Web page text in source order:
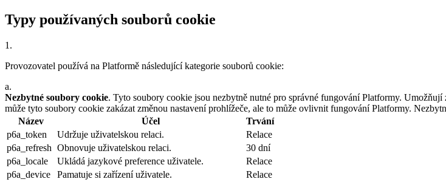
Typy používaných souborů cookie
1 .
Provozovatel používá na Platformě následující kategorie souborů cookie:
a.
Nezbytné soubory cookie. Tyto soubory cookie jsou nezbytně nutné pro správné fungování Platformy.
může tyto soubory cookie zakázat změnou nastavení prohlížeče, ale to může ovlivnit fungování Platformy.
Název
Účel
Trvání
p6a_token
Udržuje uživatelskou relaci.
Relace
p6a_refresh Obnovuje uživatelskou relaci.
30 dní
p6a_locale
Ukládá jazykové preference uživatele.
Relace
p6a_device
Pamatuje si zařízení uživatele.
Relace